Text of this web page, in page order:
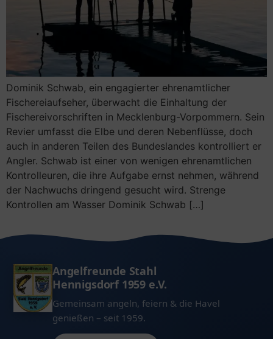
Angeln für Anfänger
Angeln in Deutschland – der große Guide
Angeln in Brandenburg – mit & ohne Schein
Kleine Fischkunde
Vermietung Vereinshaus
Dominik Schwab, ein engagierter ehrenamtlicher
Fischereiaufseher, überwacht die Einhaltung der
Fischereivorschriften in Mecklenburg-Vorpommern. Sein
Revier umfasst die Elbe und deren Nebenflüsse, doch
auch in anderen Teilen des Bundeslandes kontrolliert er
Angler. Schwab ist einer von wenigen ehrenamtlichen
Kontrolleuren, die ihre Aufgabe ernst nehmen, während
der Nachwuchs dringend gesucht wird. Strenge
Kontrollen am Wasser Dominik Schwab […]
Angelfreunde Stahl
Hennigsdorf 1959 e.V.
Gemeinsam angeln, feiern & die Havel
genießen – seit 1959.